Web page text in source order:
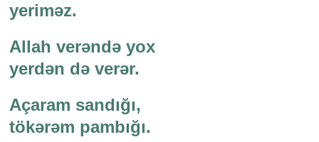
yeriməz.
Allah verəndə yox
yerdən də verər.
Açaram sandığı,
tökərəm pambığı.